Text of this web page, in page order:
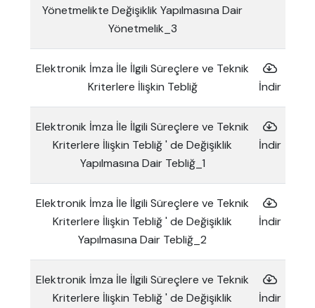
Yönetmelikte Değişiklik Yapılmasına Dair
Yönetmelik_3
Elektronik İmza İle İlgili Süreçlere ve Teknik
Kriterlere İlişkin Tebliğ
İndir
Elektronik İmza İle İlgili Süreçlere ve Teknik
Kriterlere İlişkin Tebliğ ' de Değişiklik
Yapılmasına Dair Tebliğ_1
İndir
Elektronik İmza İle İlgili Süreçlere ve Teknik
Kriterlere İlişkin Tebliğ ' de Değişiklik
Yapılmasına Dair Tebliğ_2
İndir
Elektronik İmza İle İlgili Süreçlere ve Teknik
Kriterlere İlişkin Tebliğ ' de Değişiklik
İndir